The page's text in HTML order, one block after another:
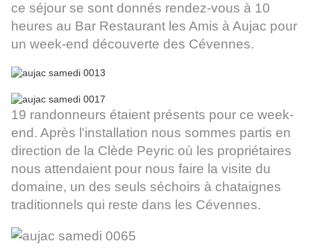
ce séjour se sont donnés rendez-vous à 10
heures au Bar Restaurant les Amis à Aujac pour
un week-end découverte des Cévennes.
19 randonneurs étaient présents pour ce week-
end. Après l'installation nous sommes partis en
direction de la Clède Peyric où les propriétaires
nous attendaient pour nous faire la visite du
domaine, un des seuls séchoirs à chataignes
traditionnels qui reste dans les Cévennes.